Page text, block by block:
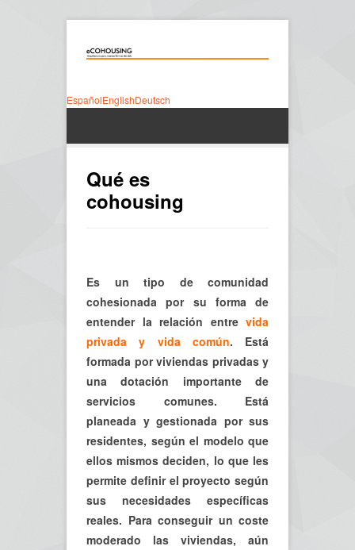
EspañolEnglishDeutsch
Qué es
cohousing
Es un tipo de comunidad
cohesionada por su forma de
entender la relación entre vida
privada y vida común. Está
formada por viviendas privadas y
una dotación importante de
servicios comunes. Está
planeada y gestionada por sus
residentes, según el modelo que
ellos mismos deciden, lo que les
permite definir el proyecto según
sus necesidades específicas
reales. Para conseguir un coste
moderado las viviendas, aún